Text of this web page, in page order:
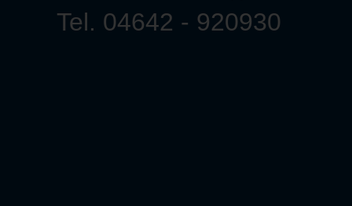
Tel. 04642 - 920930